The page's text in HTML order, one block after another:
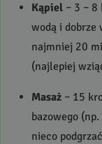
Kąpiel – 3 – 8
wodą i dobrze
najmniej 20
(najlepiej
Masaż – 15
bazowego
nieco